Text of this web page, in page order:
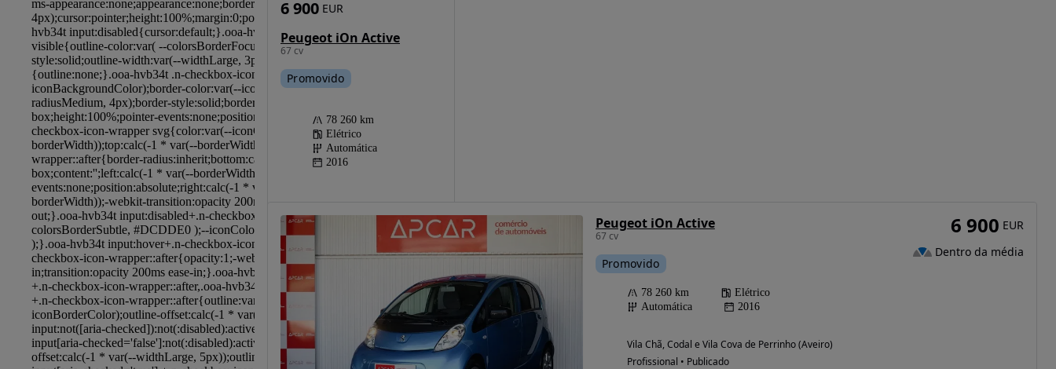
Peugeot iOn Active
67 cv
6 900 EUR
Promovido
78 260 km
Elétrico
Automática
2016
Peugeot iOn Active
67 cv
Promovido
78 260 km
Elétrico
Automática
2016
Vila Chã, Codal e Vila Cova de Perrinho (Aveiro)
Profissional • Publicado
6 900 EUR
Dentro da média